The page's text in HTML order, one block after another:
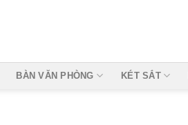
BÀN VĂN PHÒNG KÉT SẮT